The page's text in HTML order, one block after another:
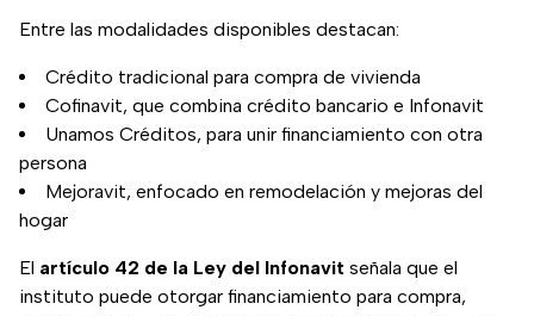
Entre las modalidades disponibles destacan:
Crédito tradicional para compra de vivienda
Cofinavit, que combina crédito bancario e Infonavit
Unamos Créditos, para unir financiamiento con otra
persona
Mejoravit, enfocado en remodelación y mejoras del
hogar
El artículo 42 de la Ley del Infonavit señala que el
instituto puede otorgar financiamiento para compra,